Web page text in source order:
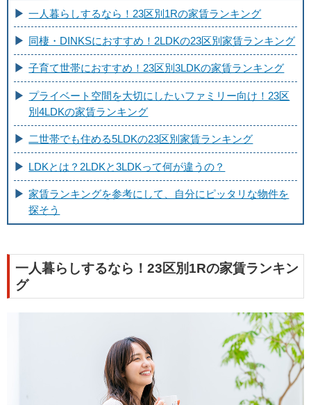
一人暮らしするなら！23区別1Rの家賃ランキング
同棲・DINKSにおすすめ！2LDKの23区別家賃ランキング
子育て世帯におすすめ！23区別3LDKの家賃ランキング
プライベート空間を大切にしたいファミリー向け！23区
別4LDKの家賃ランキング
二世帯でも住める5LDKの23区別家賃ランキング
LDKとは？2LDKと3LDKって何が違うの？
家賃ランキングを参考にして、自分にピッタリな物件を
探そう
一人暮らしするなら！23区別1Rの家賃ランキン
グ